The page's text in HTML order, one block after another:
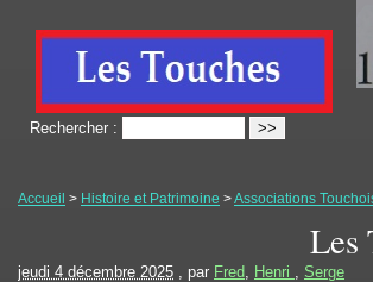
Rechercher :
Accueil > Histoire et Patrimoine >Associations
Les
jeudi 4 décembre 2025 , par Fred, Henri , Serge